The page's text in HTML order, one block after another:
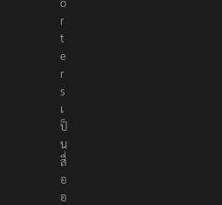
r
t
e
r
s
เ
ป็
น
สื่
อ
อ